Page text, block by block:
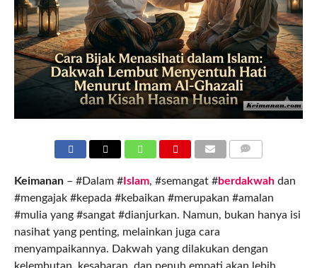
Keimanan – #Dalam #Islam, #semangat #berdakwah dan
#mengajak #kepada #kebaikan #merupakan #amalan
#mulia yang #sangat #dianjurkan. Namun, bukan hanya isi
nasihat yang penting, melainkan juga cara
menyampaikannya. Dakwah yang dilakukan dengan